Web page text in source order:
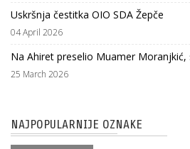
Uskršnja čestitka OIO SDA Žepče
04 April 2026
Na Ahiret preselio Muamer Moranjkić,
25 March 2026
NAJPOPULARNIJE OZNAKE